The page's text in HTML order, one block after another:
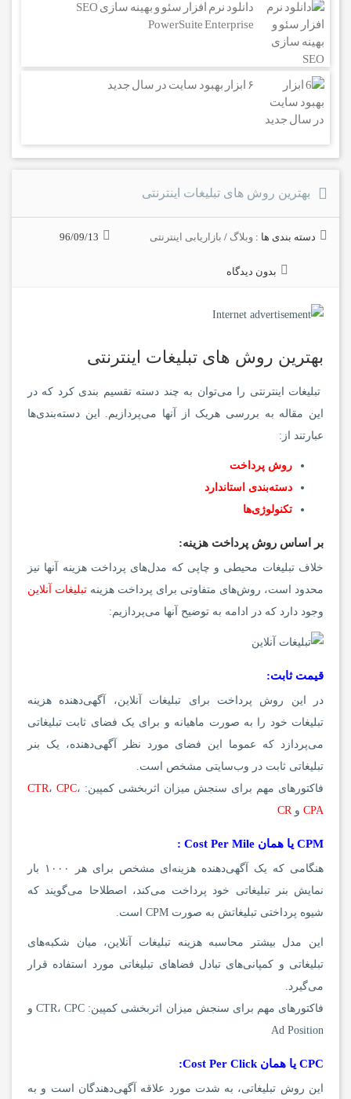
دانلود نرم افزار سئو و بهینه سازی SEO
PowerSuite Enterprise
۶ ابزار بهبود سایت در سال جدید
بهترین روش های تبلیغات اینترنتی
دسته بندی ها : وبلاگ / بازاریابی اینترنتی 96/09/13
بدون دیدگاه
بهترین روش های تبلیغات اینترنتی
تبلیغات اینترنتی را می‌توان به چند دسته تقسیم بندی کرد که در
این مقاله به بررسی هریک از آنها می‌پردازیم. این دسته‌بندی‌ها
عبارتند از:
روش پرداخت
دسته‌بندی استاندارد
تکنولوژی‌ها
بر اساس روش پرداخت هزینه:
خلاف تبلیغات محیطی و چاپی که مدل‌های پرداخت هزینه آنها نیز
محدود است، روش‌های متفاوتی برای پرداخت هزینه تبلیغات آنلاین
وجود دارد که در ادامه به توضیح آنها می‌پردازیم:
قیمت ثابت:
در این روش پرداخت برای تبلیغات آنلاین، آگهی‌دهنده هزینه
تبلیغات خود را به صورت ماهیانه و برای یک فضای ثابت تبلیغاتی
می‌پردازد که عموما این فضای مورد نظر آگهی‌دهنده، یک بنر
تبلیغاتی ثابت در وب‌سایتی مشخص است.
فاکتورهای مهم برای سنجش میزان اثربخشی کمپین:
CTR، CPC،
CPA و CR
CPM یا همان Cost Per Mile :
هنگامی که یک آگهی‌دهنده هزینه‌ای مشخص برای هر ۱۰۰۰ بار
نمایش بنر تبلیغاتی خود پرداخت می‌کند، اصطلاحا می‌گویند که
شیوه پرداختی تبلیغاتش به صورت CPM است.
این مدل بیشتر محاسبه هزینه تبلیغات آنلاین، میان شکبه‌های
تبلیغاتی و کمپانی‌های تبادل فضاهای تبلیغاتی مورد استفاده قرار
می‌گیرد.
فاکتورهای مهم برای سنجش میزان اثربخشی کمپین: CTR، CPC و
Ad Position
CPC یا همان Cost Per Click:
این روش تبلیغاتی، به شدت مورد علاقه آگهی‌دهندگان است و به